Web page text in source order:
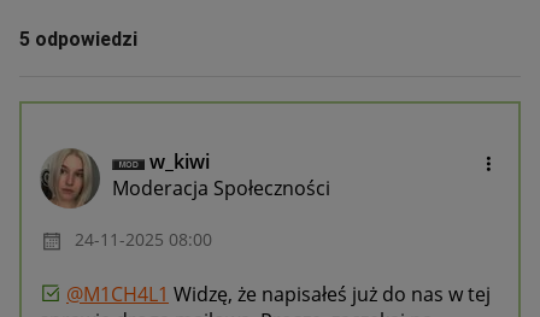
5 odpowiedzi
w_kiwi
Moderacja Społeczności
‎24-11-2025 08:00
@M1CH4L1 Widzę, że napisałeś już do nas w tej